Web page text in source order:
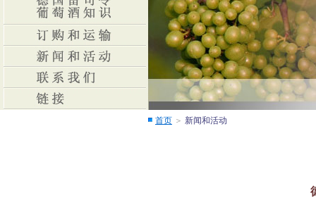
首页 ＞ 新闻和活动